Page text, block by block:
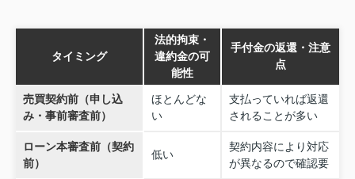
タイミング
法的拘束・
違約金の可
能性
手付金の返還・注意
点
売買契約前（申し込
み・事前審査前）
ほとんどな
い
支払っていれば返還
されることが多い
ローン本審査前（契約
前）
低い
契約内容により対応
が異なるので確認要